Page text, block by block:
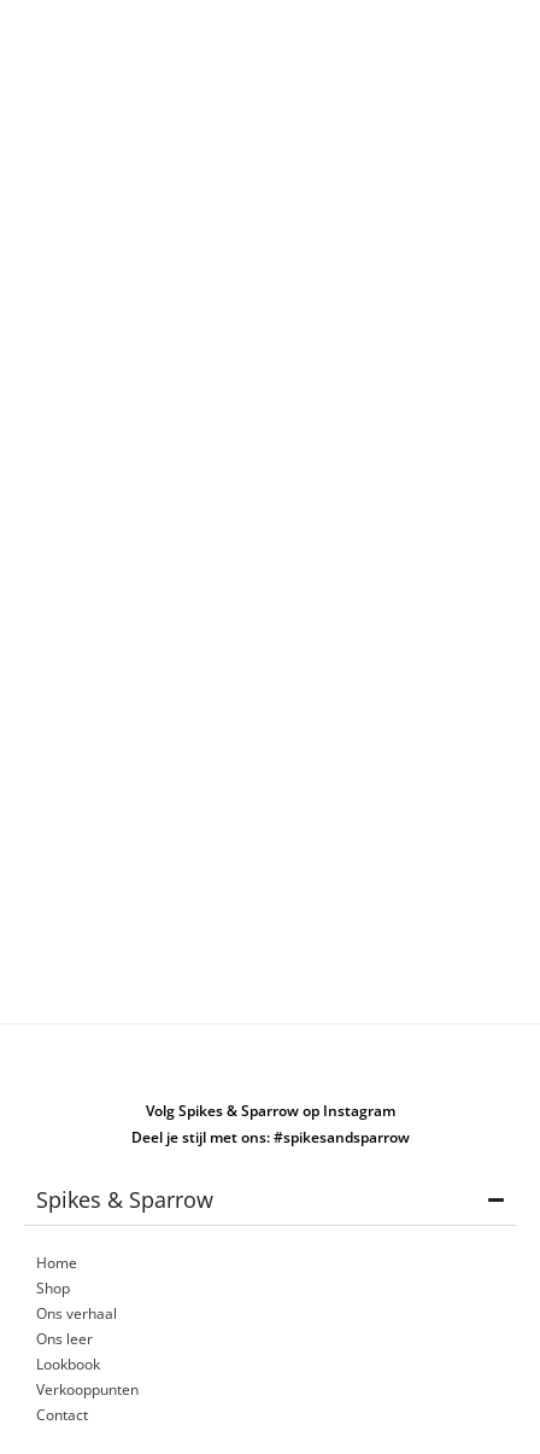
Volg Spikes & Sparrow op Instagram
Deel je stijl met ons: #spikesandsparrow
Spikes & Sparrow
Home
Shop
Ons verhaal
Ons leer
Lookbook
Verkooppunten
Contact